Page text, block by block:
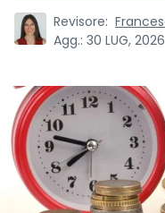
Revisore:
Agg.: 30 LUG, 2026